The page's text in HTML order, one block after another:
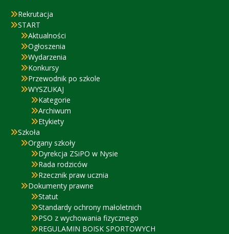
Rekrutacja
START
Aktualności
Ogłoszenia
Wydarzenia
Konkursy
Przewodnik po szkole
WYSZUKAJ
Kategorie
Archiwum
Etykiety
Szkoła
Organy szkoły
Dyrekcja ZSiPO w Nysie
Rada rodziców
Rzecznik praw ucznia
Dokumenty prawne
Statut
Standardy ochrony małoletnich
PSO z wychowania fizycznego
REGULAMIN BOISK SPORTOWYCH